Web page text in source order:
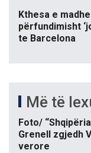
Kthesa e
përfundimisht
te Barcelona
Më të
Foto/
Grenell zgjedh
verore